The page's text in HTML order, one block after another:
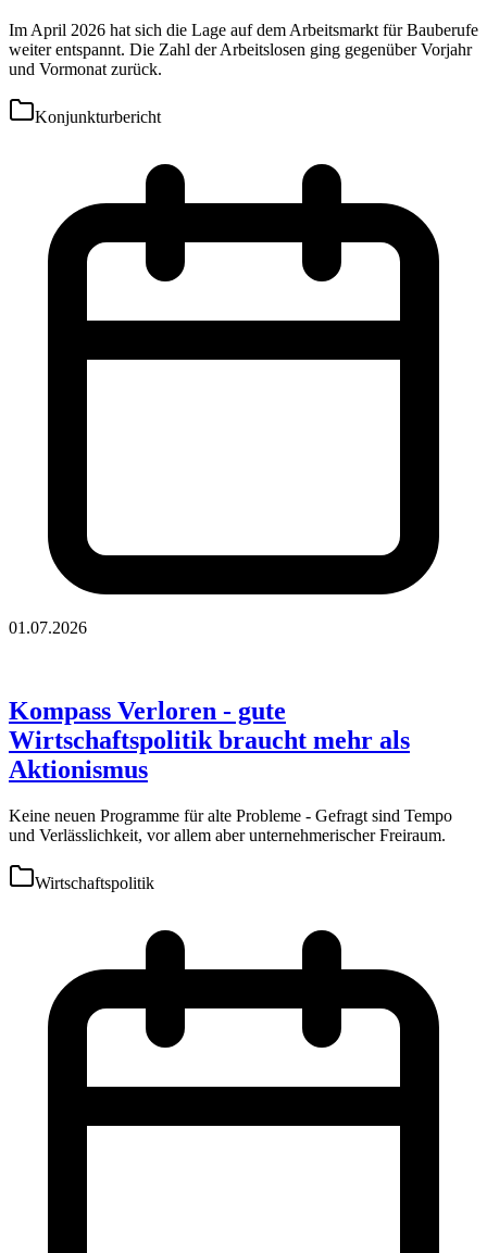
Im April 2026 hat sich die Lage auf dem Arbeitsmarkt für Bauberufe
weiter entspannt. Die Zahl der Arbeitslosen ging gegenüber Vorjahr
und Vormonat zurück.
Konjunkturbericht
01.07.2026
Kompass Verloren - gute
Wirtschaftspolitik braucht mehr als
Aktionismus
Keine neuen Programme für alte Probleme - Gefragt sind Tempo
und Verlässlichkeit, vor allem aber unternehmerischer Freiraum.
Wirtschaftspolitik